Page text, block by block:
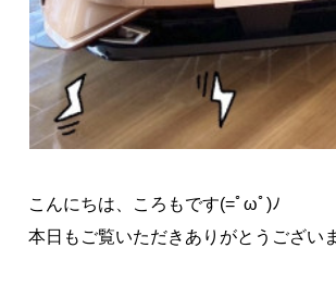
こんにちは、ころもです(=ﾟωﾟ)ﾉ
本日もご覧いただきありがとうござい